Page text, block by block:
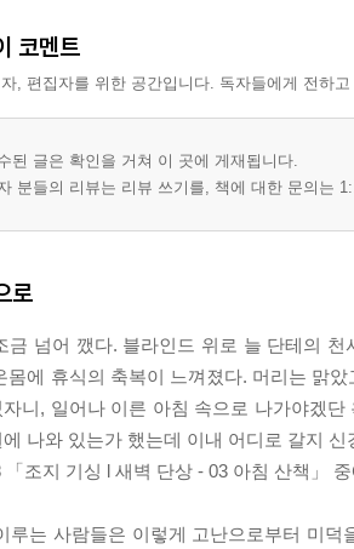
코멘트
, 편집자를 위한 공간입니다. 독자들에게 전하
된 글은 확인을 거쳐 이 곳에 게재됩니다.
분들의 리뷰는 리뷰 쓰기를, 책에 대한 문의는
로
금 넘어 깼다. 블라인드 위로 늘 단테의
몸에 휴식의 축복이 느껴졌다. 머리는 맑
니, 일어나 이른 아침 속으로 나가야겠
에 나와 있는가 했는데 이내 어디로 갈지
「조지 기싱 l 새벽 단상 - 03 아침 산책」
루는 사람들은 이렇게 고난으로부터 미